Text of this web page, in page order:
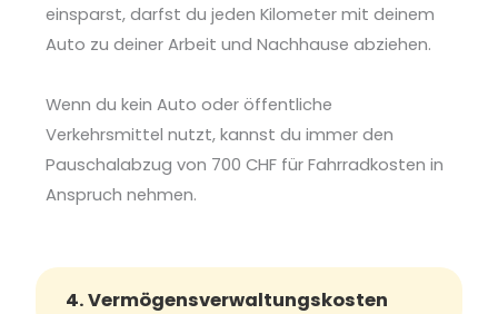
einsparst, darfst du jeden Kilometer mit deinem
Auto zu deiner Arbeit und Nachhause abziehen.
Wenn du kein Auto oder öffentliche
Verkehrsmittel nutzt, kannst du immer den
Pauschalabzug von 700 CHF für Fahrradkosten in
Anspruch nehmen.
4. Vermögensverwaltungskosten